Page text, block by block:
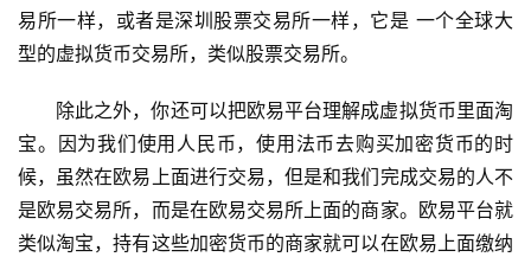
易所一样，或者是深圳股票交易所一样，它是 一个全球大
型的虚拟货币交易所，类似股票交易所。
除此之外，你还可以把欧易平台理解成虚拟货币里面淘
宝。因为我们使用人民币，使用法币去购买加密货币的时
候，虽然在欧易上面进行交易，但是和我们完成交易的人不
是欧易交易所，而是在欧易交易所上面的商家。欧易平台就
类似淘宝，持有这些加密货币的商家就可以在欧易上面缴纳